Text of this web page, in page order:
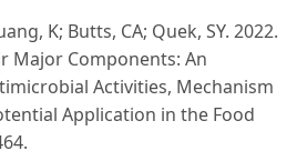
K; Butts, CA; Quek, SY. 2022.
Major Components: An
Activities, Mechanism
Application in the Food